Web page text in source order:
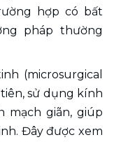
hợp có bất
pháp thường
(microsurgical
sử dụng kính
mạch giãn, giúp
Đây được xem